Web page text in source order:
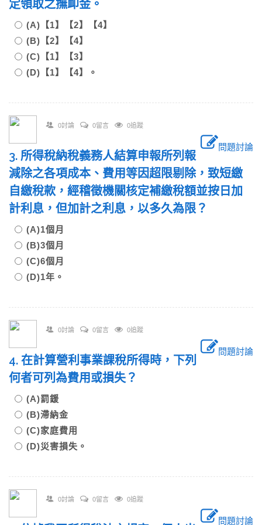
定領取之撫卹金。
(A)【1】【2】【4】
(B)【2】【4】
(C)【1】【3】
(D)【1】【4】。
0討論 0留言 0追蹤
問題討論
3. 所得稅納稅義務人結算申報所列報
減除之各項成本、費用等因超限剔除，致短繳
自繳稅款，經稽徵機關核定補繳稅額並按日加
計利息，但加計之利息，以多久為限？
(A)1個月
(B)3個月
(C)6個月
(D)1年。
0討論 0留言 0追蹤
問題討論
4. 在計算營利事業課稅所得時，下列
何者可列為費用或損失？
(A)罰鍰
(B)滯納金
(C)家庭費用
(D)災害損失。
0討論 0留言 0追蹤
問題討論